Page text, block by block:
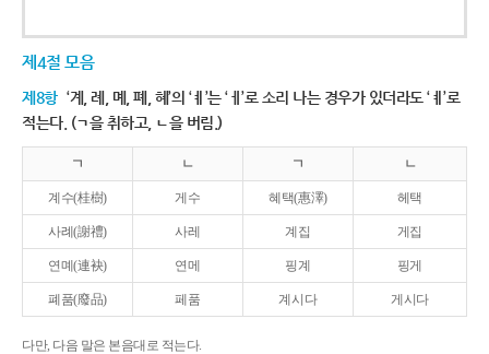
제4절 모음
제8항 ‘계, 례, 몌, 폐, 혜’의 ‘ㅖ’는 ‘ㅔ’로 소리 나는 경우가 있더라도 ‘ㅖ’로
적는다. (ㄱ을 취하고, ㄴ을 버림.)
ㄱ ㄴ ㄱ ㄴ
계수(桂樹) 게수 혜택(惠澤) 헤택
사례(謝禮) 사레 계집 게집
연몌(連袂) 연메 핑계 핑게
폐품(廢品) 페품 계시다 게시다
다만, 다음 말은 본음대로 적는다.